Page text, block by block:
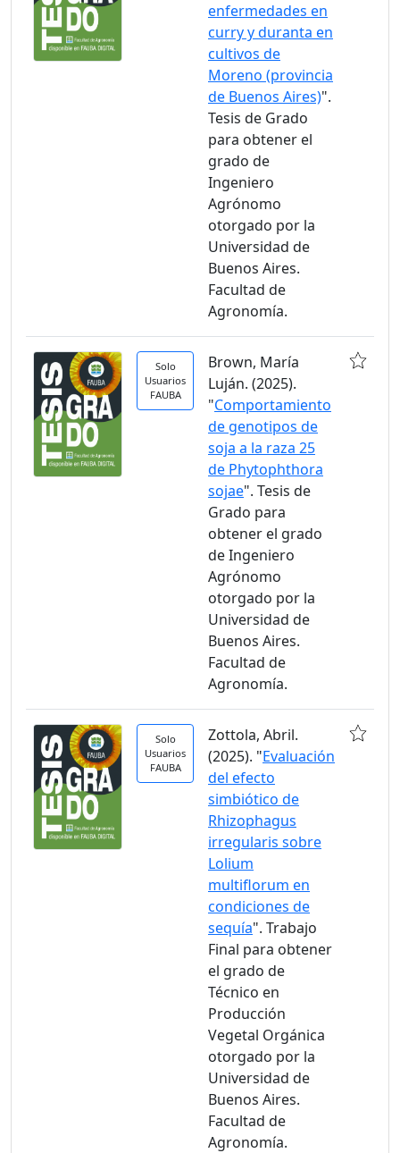
enfermedades en
curry y duranta en
cultivos de
Moreno (provincia
de Buenos Aires)".
Tesis de Grado
para obtener el
grado de
Ingeniero
Agrónomo
otorgado por la
Universidad de
Buenos Aires.
Facultad de
Agronomía.
Solo
Usuarios
FAUBA
Brown, María
Luján. (2025).
"Comportamiento
de genotipos de
soja a la raza 25
de Phytophthora
sojae". Tesis de
Grado para
obtener el grado
de Ingeniero
Agrónomo
otorgado por la
Universidad de
Buenos Aires.
Facultad de
Agronomía.
Solo
Usuarios
FAUBA
Zottola, Abril.
(2025). "Evaluación
del efecto
simbiótico de
Rhizophagus
irregularis sobre
Lolium
multiflorum en
condiciones de
sequía". Trabajo
Final para obtener
el grado de
Técnico en
Producción
Vegetal Orgánica
otorgado por la
Universidad de
Buenos Aires.
Facultad de
Agronomía.